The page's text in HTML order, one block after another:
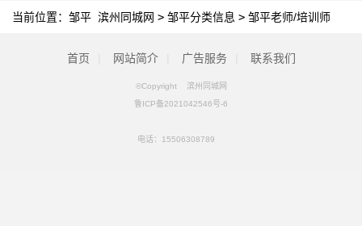
当前位置： 邹平 滨州同城网 > 邹平分类信息 > 邹平老师/培训师
首页 网站简介 广告服务 联系我们
©Copyright 滨州同城网
鲁ICP备2021042546号-6
电话： 15506308789